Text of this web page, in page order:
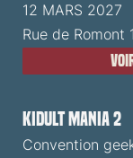
12 MARS 2027
Rue de Romont
Kidult Mania 2
Convention